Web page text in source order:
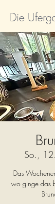
Die
So.,
Das
wo ginge das